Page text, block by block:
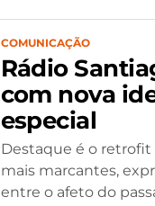
COMUNICAÇÃO
Rádio
com nova
especial
Destaque é o
mais marcantes,
entre o afeto do